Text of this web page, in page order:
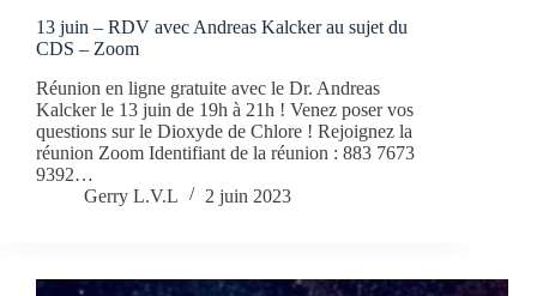
13 juin – RDV avec Andreas Kalcker au sujet du
CDS – Zoom
Réunion en ligne gratuite avec le Dr. Andreas
Kalcker le 13 juin de 19h à 21h ! Venez poser vos
questions sur le Dioxyde de Chlore ! Rejoignez la
réunion Zoom Identifiant de la réunion : 883 7673
9392…
Gerry L.V.L
2 juin 2023